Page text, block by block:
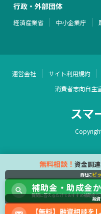
行政・外部団体
経済産業省 中小企業庁
運営会社 サイト利用規約
消費者志向自主
スマ
無料相談！ 資金調
自社にピ
補助金・助成金
質問に答えるだけでおすすめ補助金が
融
【無料】融資相談を